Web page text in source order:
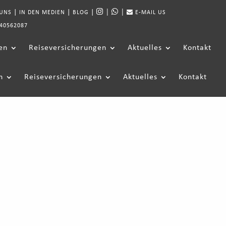
IN DEN MEDIEN BLOG | | E-MAIL US
Reiseversicherungen Aktuelles Kontakt
Reiseversicherungen Aktuelles Kontakt